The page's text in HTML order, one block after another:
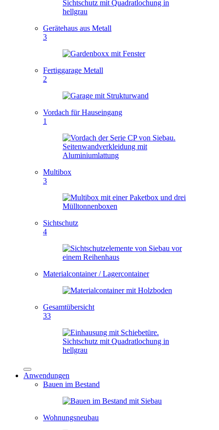
Gerätehaus aus Metall
3
Fertiggarage Metall
2
Vordach für Hauseingang
1
Multibox
3
Sichtschutz
4
Materialcontainer / Lagercontainer
Gesamtübersicht
33
Anwendungen
Bauen im Bestand
Wohnungsneubau